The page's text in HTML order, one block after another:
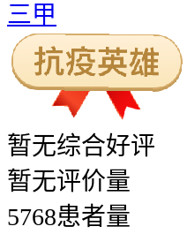
三甲
暂无综合好评
暂无评价量
5768患者量